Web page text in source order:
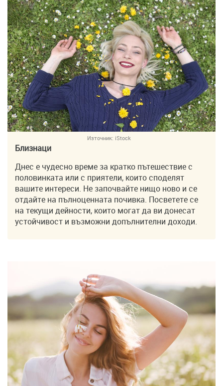
Източник: iStock
Близнаци
Днес е чудесно време за кратко пътешествие с
половинката или с приятели, които споделят
вашите интереси. Не започвайте нищо ново и се
отдайте на пълноценната почивка. Посветете се
на текущи дейности, които могат да ви донесат
устойчивост и възможни допълнителни доходи.